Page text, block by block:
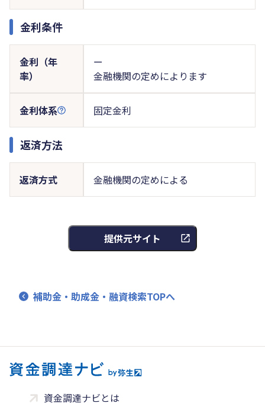
金利条件
金利（年
率）
ー
金融機関の定めによります
金利体系 固定金利
返済方法
返済方式 金融機関の定めによる
提供元サイト
補助金・助成金・融資検索TOPへ
資金調達ナビとは